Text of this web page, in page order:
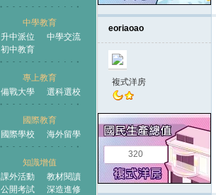
中學教育
升中派位
中學交流
初中教育
專上教育
備戰大學
選科選校
國際教育
國際學校
海外留學
知識增值
課外活動
教材閱讀
公開考試
深造進修
eoriaoao
複式洋房
320